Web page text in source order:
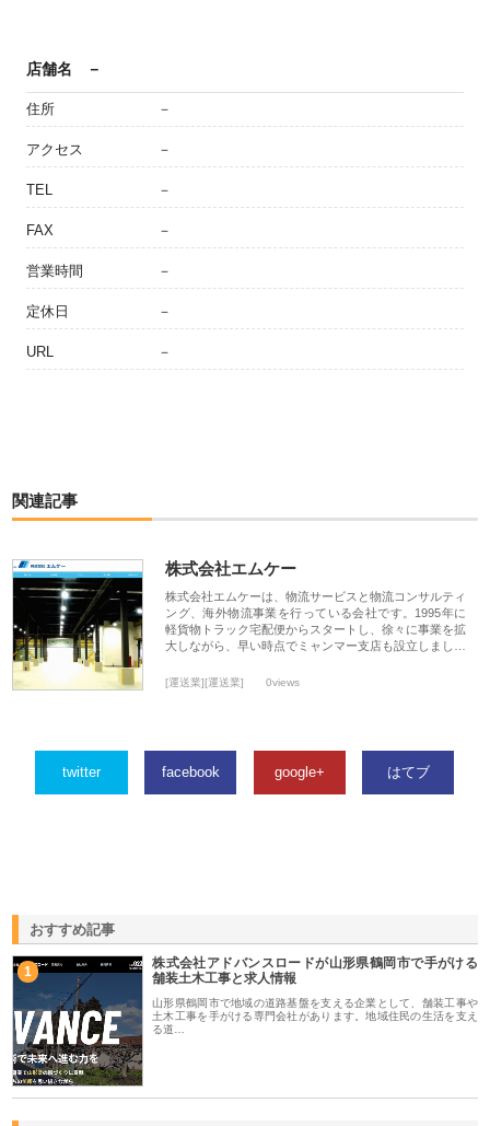
店舗名 －
住所 －
アクセス －
TEL －
FAX －
営業時間 －
定休日 －
URL －
関連記事
株式会社エムケー
株式会社エムケーは、物流サービスと物流コンサルティ
ング、海外物流事業を行っている会社です。1995年に
軽貨物トラック宅配便からスタートし、徐々に事業を拡
大しながら、早い時点でミャンマー支店も設立しまし…
[運送業][運送業] 0views
twitter facebook google+ はてブ
おすすめ記事
1
株式会社アドバンスロードが山形県鶴岡市で手がける
舗装土木工事と求人情報
山形県鶴岡市で地域の道路基盤を支える企業として、舗装工事や
土木工事を手がける専門会社があります。地域住民の生活を支え
る道…